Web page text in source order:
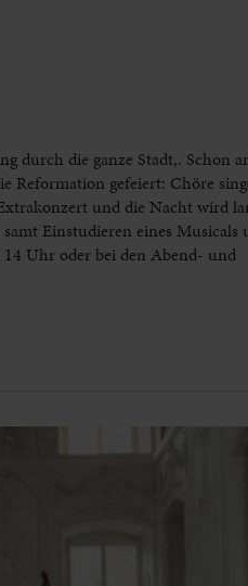
durch die ganze Stadt,. Schon
Reformation gefeiert: Chöre
und die Nacht wird
Einstudieren eines
14 Uhr oder bei den Abend- und